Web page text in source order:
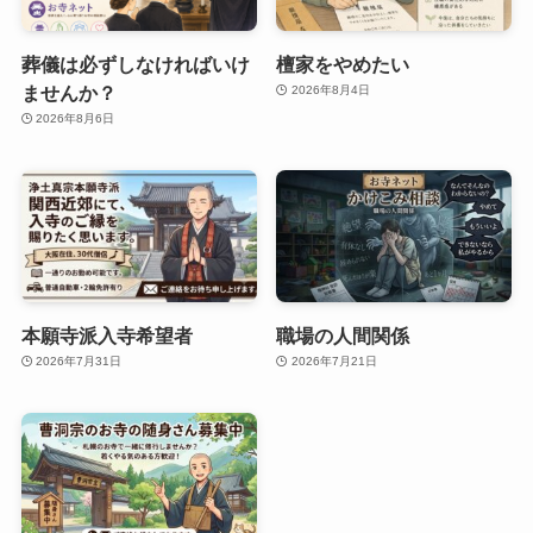
葬儀は必ずしなければいけ
ませんか？
2026年8月6日
檀家をやめたい
2026年8月4日
本願寺派入寺希望者
2026年7月31日
職場の人間関係
2026年7月21日